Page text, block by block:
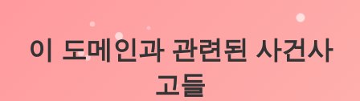
이 도메인과 관련된 사건사
고들